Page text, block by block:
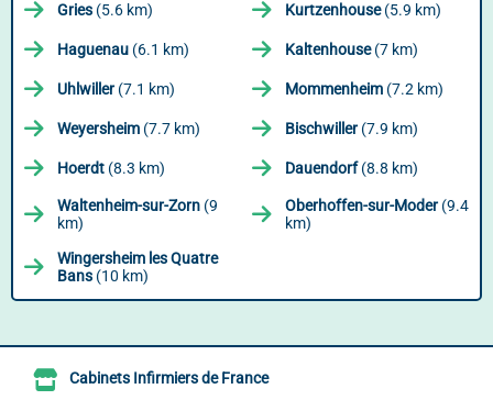
Gries (5.6 km) Kurtzenhouse(5.9 km)
Haguenau (6.1 km) Kaltenhouse(7 km)
Uhlwiller(7.1 km) Mommenheim (7.2 km)
Weyersheim (7.7 km) Bischwiller(7.9 km)
Hoerdt (8.3 km) Dauendorf(8.8 km)
Waltenheim-sur-Zorn (9
km)
Oberhoffen-sur-Moder(9.4
km)
Wingersheim les Quatre
Bans (10 km)
Cabinets Infirmiers de France